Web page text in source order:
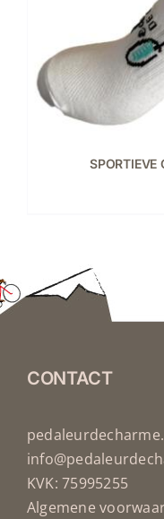
SPORTIEVE
CONTACT
KVK: 75995255
Algemene